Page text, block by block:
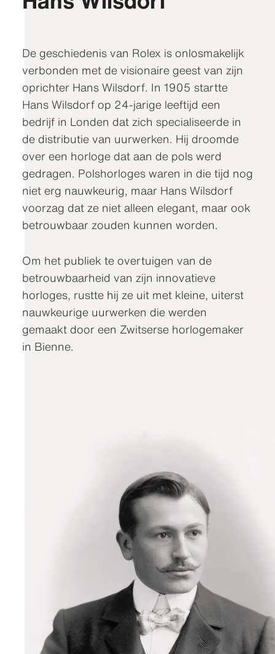
De geschiedenis van Rolex is onlosmakelijk
verbonden met de visionaire geest van zijn
oprichter Hans Wilsdorf. In 1905 startte
Hans Wilsdorf op 24-jarige leeftijd een
bedrijf in Londen dat zich specialiseerde in
de distributie van uurwerken. Hij droomde
over een horloge dat aan de pols werd
gedragen. Polshorloges waren in die tijd nog
niet erg nauwkeurig, maar Hans Wilsdorf
voorzag dat ze niet alleen elegant, maar ook
betrouwbaar zouden kunnen worden.
Om het publiek te overtuigen van de
betrouwbaarheid van zijn innovatieve
horloges, rustte hij ze uit met kleine, uiterst
nauwkeurige uurwerken die werden
gemaakt door een Zwitserse horlogemaker
in Bienne.